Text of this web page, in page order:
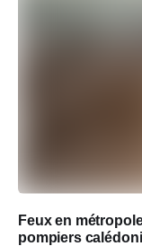
Feux en
pompiers